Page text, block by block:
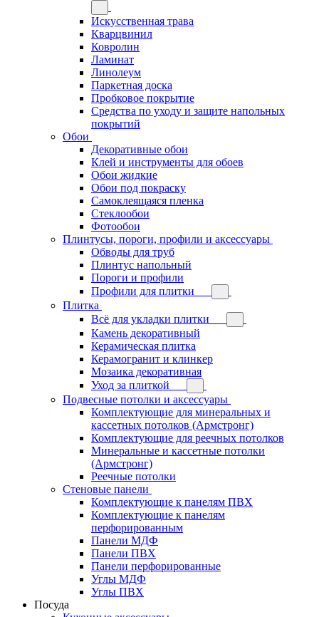
Искусственная трава
Кварцвинил
Ковролин
Ламинат
Линолеум
Паркетная доска
Пробковое покрытие
Средства по уходу и защите напольных
покрытий
Обои
Декоративные обои
Клей и инструменты для обоев
Обои жидкие
Обои под покраску
Самоклеящаяся пленка
Стеклообои
Фотообои
Плинтусы, пороги, профили и аксессуары
Обводы для труб
Плинтус напольный
Пороги и профили
Профили для плитки
Плитка
Всё для укладки плитки
Камень декоративный
Керамическая плитка
Керамогранит и клинкер
Мозаика декоративная
Уход за плиткой
Подвесные потолки и аксессуары
Комплектующие для минеральных и
кассетных потолков (Армстронг)
Комплектующие для реечных потолков
Минеральные и кассетные потолки
(Армстронг)
Реечные потолки
Стеновые панели
Комплектующие к панелям ПВХ
Комплектующие к панелям
перфорированным
Панели МДФ
Панели ПВХ
Панели перфорированные
Углы МДФ
Углы ПВХ
Посуда